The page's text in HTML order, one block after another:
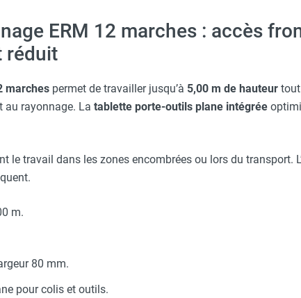
réglable - HUSQVARNA
- HUSQVARNA
ERM 12 marches : accès
réduit
marches permet de travailler jusqu’à 5,00 m de hauteur
au rayonnage. La tablette porte-outils plane intégrée
le travail dans les zones encombrées ou lors du transport.
m.
80 mm.
pour colis et outils.